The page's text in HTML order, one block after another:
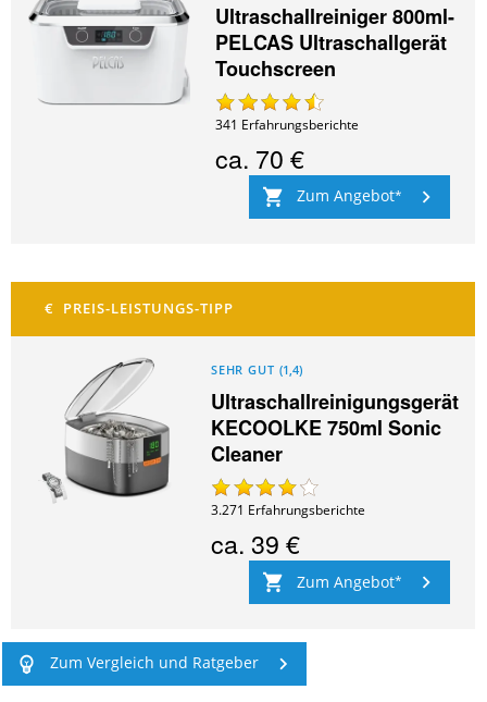
Ultraschallreiniger 800ml-
PELCAS Ultraschallgerät
Touchscreen
341 Erfahrungsberichte
ca. 70 €
Zum Angebot
SEHR GUT (1,4)
Ultraschallreinigungsgerät
KECOOLKE 750ml Sonic
Cleaner
3.271 Erfahrungsberichte
ca. 39 €
Zum Angebot
Zum Vergleich und Ratgeber